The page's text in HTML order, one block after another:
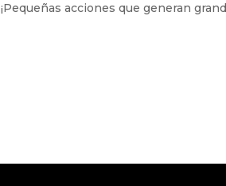
¡Pequeñas acciones que generan